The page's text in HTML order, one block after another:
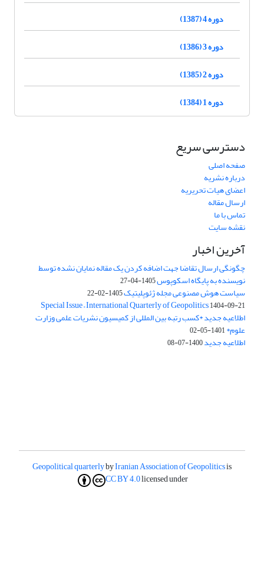
دوره 4 (1387)
دوره 3 (1386)
دوره 2 (1385)
دوره 1 (1384)
دسترسی سریع
صفحه اصلی
درباره نشریه
اعضای هیات تحریریه
ارسال مقاله
تماس با ما
نقشه سایت
آخرین اخبار
چگونگی ارسال تقاضا جهت اضافه کردن یک مقاله نمایان نشده توسط
نویسنده به پایگاه اسکوپوس1405-04-27
سیاست هوش مصنوعی مجله ژئوپلیتیک1405-02-22
Special Issue – International Quarterly of Geopolitics1404-09-21
اطلاعیه جدید *کسب رتبه بین المللی از کمیسیون نشریات علمی وزارت
علوم*1401-05-02
اطلاعیه جدید1400-07-08
Geopolitical quarterlybyIranian Association of Geopoliticsis
licensed under
CC BY 4.0